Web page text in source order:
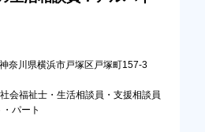
奈川県横浜市戸塚区戸塚町157-3
会福祉士・生活相談員・支援相談員
パート